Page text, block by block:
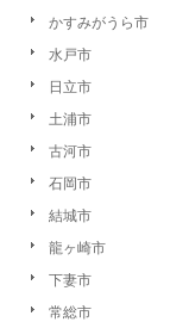
かすみがうら市
水戸市
日立市
土浦市
古河市
石岡市
結城市
龍ヶ崎市
下妻市
常総市